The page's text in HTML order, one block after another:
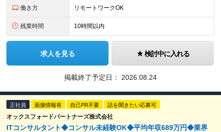
働き方 リモートワークOK
残業時間 10時間以内
求人を見る 検討中に入れる
掲載終了予定日： 2026.08.24
正社員 面接情報有 自己PR不要 話を聞きたい応募可
オックスフォードパートナーズ株式会社
ITコンサルタント◆コンサル未経験OK◆平均年収689万円◆業界